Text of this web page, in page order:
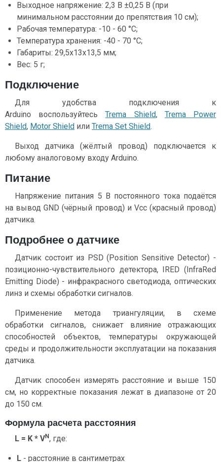
Выходное напряжение: 2,3 В ±0,25 В (при
минимальном расстоянии до препятствия 10 см);
Рабочая температура: -10 - 60 °С;
Температура хранения: -40 - 70 °С;
Габариты: 29,5х13х13,5 мм;
Вес: 5 г;
Подключение
Для удобства подключения к
Arduino воспользуйтесьTrema Shield, Trema Power
Shield, Motor Shield или Trema Set Shield.
Выход датчика (жёлтый провод) подключается к
любому аналоговому входу Arduino.
Питание
Напряжение питания 5 В постоянного тока подаётся
на вывод GND (чёрный провод) и Vcc (красный провод)
датчика.
Подробнее о датчике
Датчик состоит из PSD (Position Sensitive Detector) -
позиционно-чувствительного детектора, IRED (InfraRed
Emitting Diode) - инфракрасного светодиода, оптических
линз и схемы обработки сигналов.
Применение метода триангуляции, в схеме
обработки сигналов, снижает влияние отражающих
способностей объектов, температуры окружающей
среды и продолжительности эксплуатации на показания
датчика.
Датчик способен измерять расстояние и выше 150
см, но корректные показания лежат в диапазоне от 20
до 150 см.
Формула расчета расстояния
L = K * VN, где:
L - расстояние в сантиметрах